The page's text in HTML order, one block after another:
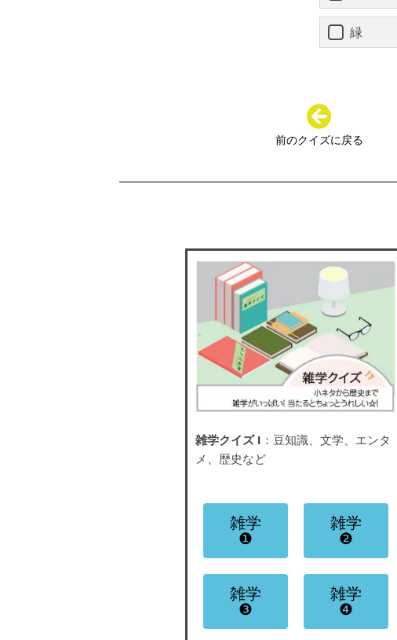
緑
前のクイズに戻る
雑学クイズ I ：豆知識、文学、エンタ
メ、歴史など
雑学
❶
雑学
❷
雑学
❸
雑学
❹